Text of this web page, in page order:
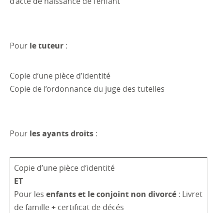
Pour le tuteur :
Copie d’une pièce d’identité
Copie de l’ordonnance du juge des tutelles
Pour les ayants droits :
Copie d’une pièce d’identité
ET
Pour les enfants et le conjoint non divorcé : Livret
de famille + certificat de décés